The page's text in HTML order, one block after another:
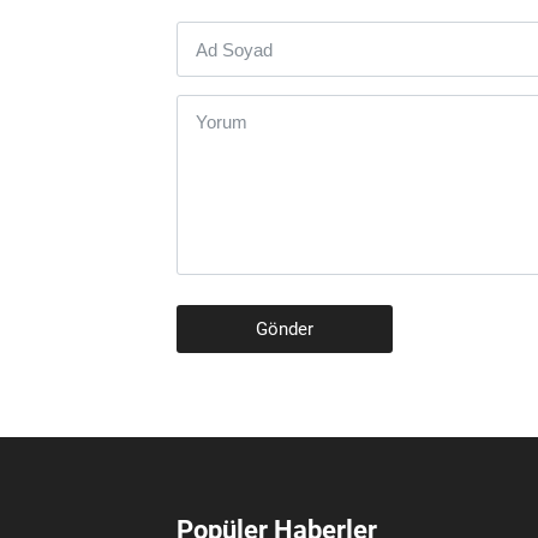
Gönder
Popüler Haberler